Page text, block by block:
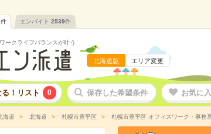
件 エンバイト 2539件
ークライフバランスが叶う
北海道版 エリア変更
！リスト 0 保存した希望条件 お気に
海道 北海道 札幌市豊平区 札幌市豊平区 オフィスワーク・事務